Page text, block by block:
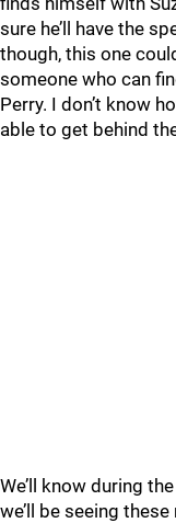
sure he’ll have the
though, this one
someone who can
Perry. I don’t know
able to get behind
We’ll know during
we’ll be seeing